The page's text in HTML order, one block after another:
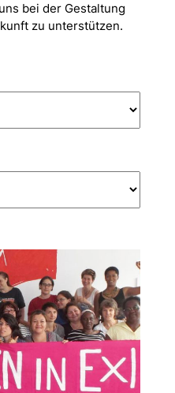
bei der Gestaltung
zu unterstützen.